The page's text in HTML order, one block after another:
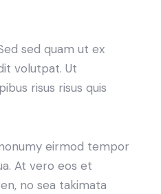
sed quam ut ex
volutpat. Ut
risus risus quis
eirmod tempor
At vero eos et
no sea takimata